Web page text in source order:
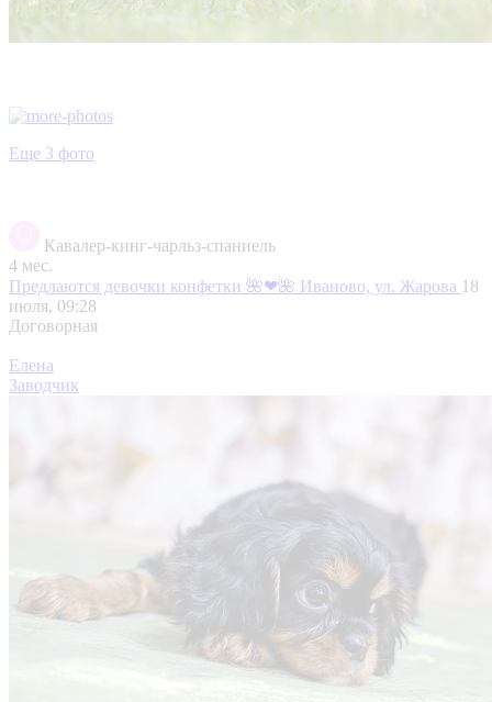
Еще 3 фото
Кавалер-кинг-чарльз-спаниель
4 мес.
Предлаются девочки конфетки 🌺❤🌺 Иваново, ул. Жарова 18
июля, 09:28
Договорная
Елена
Заводчик